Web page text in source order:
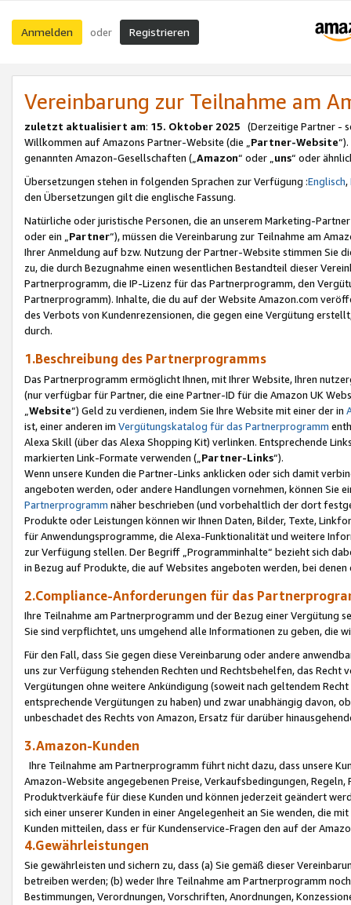
Anmelden oder Registrieren
Vereinbarung zur Teilnahme am
zuletzt aktualisiert am: 15. Oktober 2025 (Derzeitige Partner -
Willkommen auf Amazons Partner-Website (die „Partner-Website
genannten Amazon-Gesellschaften („Amazon“ oder „uns“ oder
Übersetzungen stehen in folgenden Sprachen zur Verfügung :Englisch,
den Übersetzungen gilt die englische Fassung.
Natürliche oder juristische Personen, die an unserem Marketing-
oder ein „Partner“), müssen die Vereinbarung zur Teilnahme am
Ihrer Anmeldung auf bzw. Nutzung der Partner-Website stimmen Sie
zu, die durch Bezugnahme einen wesentlichen Bestandteil dieser
Partnerprogramm, die IP-Lizenz für das Partnerprogramm, den
Partnerprogramm). Inhalte, die du auf der Website Amazon.com
des Verbots von Kundenrezensionen, die gegen eine Vergütung
durch.
1.Beschreibung des Partnerprogramms
Das Partnerprogramm ermöglicht Ihnen, mit Ihrer Website, Ihren
(nur verfügbar für Partner, die eine Partner-ID für die Amazon UK
Website“) Geld zu verdienen, indem Sie Ihre Website mit einer der in
ist, einer anderen im Vergütungskatalog für das Partnerprogramm
Alexa Skill (über das Alexa Shopping Kit) verlinken. Entsprechende
markierten Link-Formate verwenden („ Partner-Links“).
Wenn unsere Kunden die Partner-Links anklicken oder sich damit
angeboten werden, oder andere Handlungen vornehmen, können Sie
Partnerprogramm näher beschrieben (und vorbehaltlich der dort
Produkte oder Leistungen können wir Ihnen Daten, Bilder, Texte,
für Anwendungsprogramme, die Alexa-Funktionalität und weitere
zur Verfügung stellen. Der Begriff „Programminhalte“ bezieht sich
in Bezug auf Produkte, die auf Websites angeboten werden, bei
2.Compliance-Anforderungen für das
Ihre Teilnahme am Partnerprogramm und der Bezug einer Vergütung
Sie sind verpflichtet, uns umgehend alle Informationen zu geben, die
Für den Fall, dass Sie gegen diese Vereinbarung oder andere
uns zur Verfügung stehenden Rechten und Rechtsbehelfen, das
Vergütungen ohne weitere Ankündigung (soweit nach geltendem
entsprechende Vergütungen zu haben) und zwar unabhängig davon,
unbeschadet des Rechts von Amazon, Ersatz für darüber
3.Amazon-Kunden
Ihre Teilnahme am Partnerprogramm führt nicht dazu, dass unsere
Amazon-Website angegebenen Preise, Verkaufsbedingungen,
Produktverkäufe für diese Kunden und können jederzeit geändert
sich einer unserer Kunden in einer Angelegenheit an Sie wenden, die
Kunden mitteilen, dass er für Kundenservice-Fragen den auf der
4.Gewährleistungen
Sie gewährleisten und sichern zu, dass (a) Sie gemäß dieser
betreiben werden; (b) weder Ihre Teilnahme am Partnerprogramm
Bestimmungen, Verordnungen, Vorschriften, Anordnungen,